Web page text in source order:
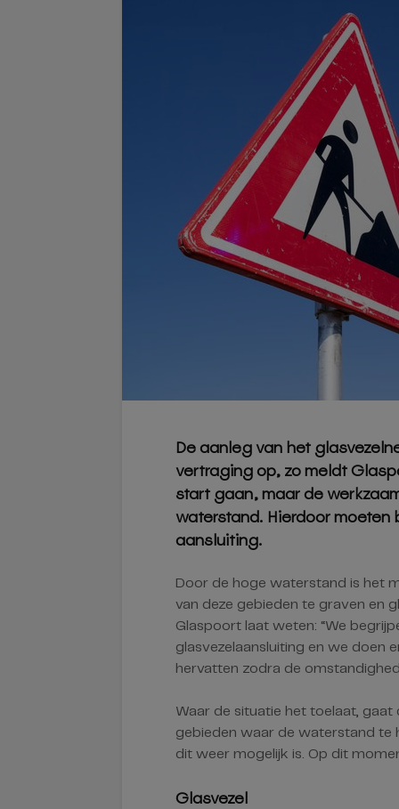
De aanleg van het
vertraging op, zo meldt
start gaan, maar de
waterstand. Hierdoor
aansluiting.
Door de hoge waterstand is het
van deze gebieden te graven en
Glaspoort laat weten: “We
glasvezelaansluiting en we doen
hervatten zodra de
Waar de situatie het toelaat,
gebieden waar de waterstand te
dit weer mogelijk is. Op dit
Glasvezel